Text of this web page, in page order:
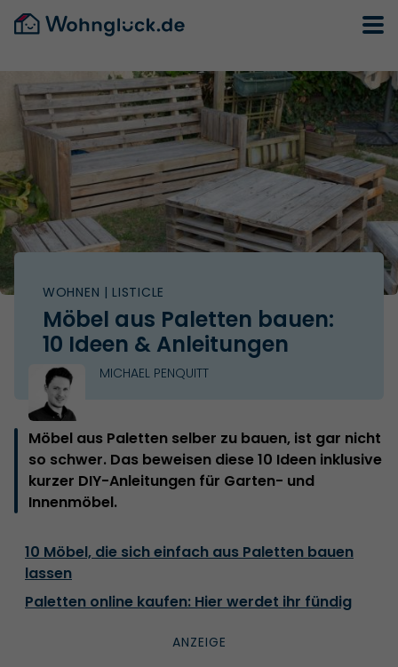
WOHNEN | LISTICLE
Möbel aus Paletten bauen:
10 Ideen & Anleitungen
MICHAEL PENQUITT
Möbel aus Paletten selber zu bauen, ist gar nicht
so schwer. Das beweisen diese 10 Ideen inklusive
kurzer DIY-Anleitungen für Garten- und
Innenmöbel.
10 Möbel, die sich einfach aus Paletten bauen
lassen
Paletten online kaufen: Hier werdet ihr fündig